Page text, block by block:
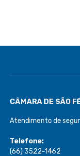
CÂMARA DE SÃO
Atendimento de
Telefone:
(66) 3522-1462